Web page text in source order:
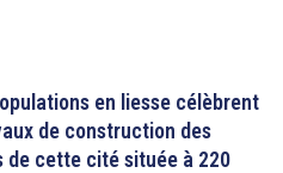
en liesse célèbrent
de construction des
de cette cité située à 220